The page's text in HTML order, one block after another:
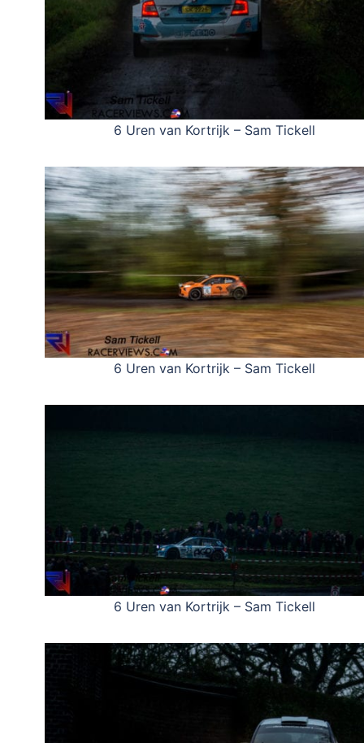
6 Uren van Kortrijk – Sam Tickell
6 Uren van Kortrijk – Sam Tickell
6 Uren van Kortrijk – Sam Tickell